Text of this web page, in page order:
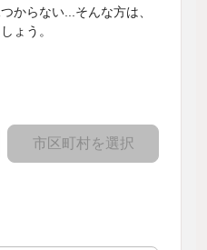
からない...そんな方は、
ょう。
市区町村を選択